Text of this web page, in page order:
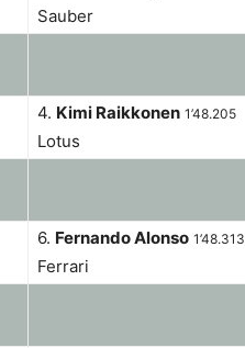
Sauber
4. Kimi Raikkonen 1’48.205
Lotus
6. Fernando Alonso 1’48.313
Ferrari